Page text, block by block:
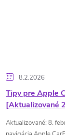
8.2.2026
Tipy pre Apple
[Aktualizované
Aktualizované: 8.